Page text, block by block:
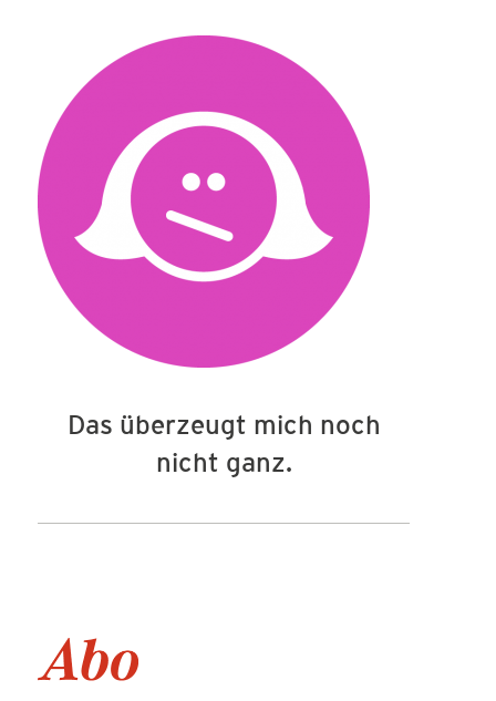
Das überzeugt mich noch
nicht ganz.